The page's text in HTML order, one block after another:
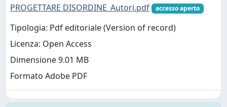
PROGETTARE DISORDINE_Autori.pdf
accesso aperto
Tipologia: Pdf editoriale (Version of record)
Licenza: Open Access
Dimensione 9.01 MB
Formato Adobe PDF